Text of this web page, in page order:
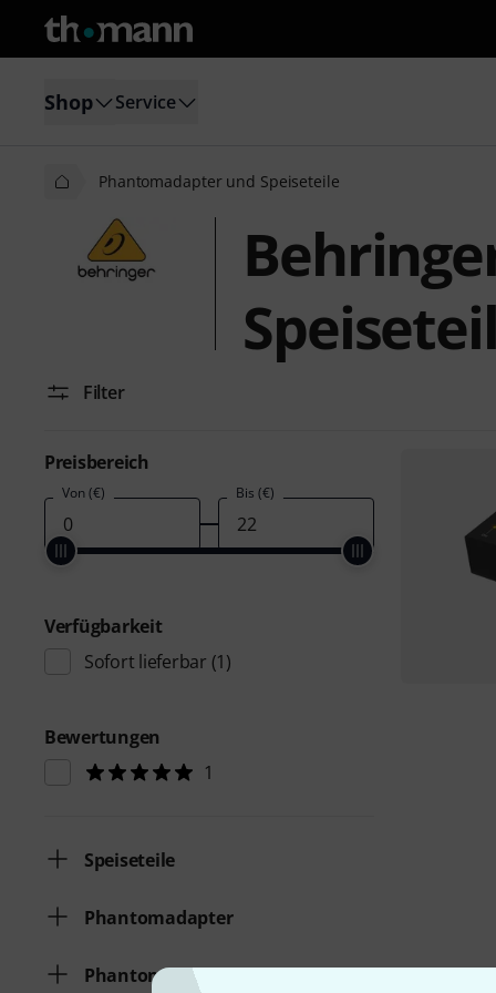
Shop Service
Phantomadapter und Speiseteile
Filter
Preisbereich
Von (€) Bis (€)
Verfügbarkeit
Sofort lieferbar (1)
Bewertungen
1
Speiseteile
Phantomadapter
Phantomspeisung